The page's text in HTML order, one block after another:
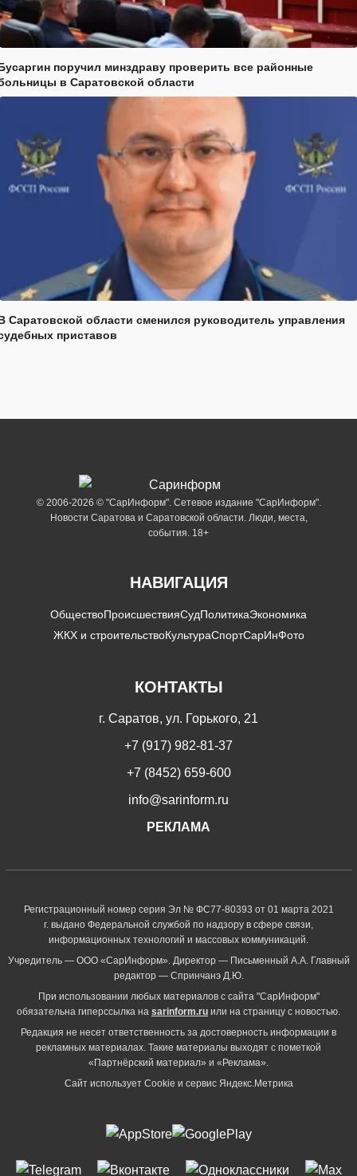
поручил минздраву проверить все районные
в Саратовской области
Саратовской области сменился руководитель управления
приставов
© 2006-2026 © "СарИнформ". Сетевое издание "СарИнформ".
Новости Саратова и Саратовской области. Люди, места,
события. 18+
НАВИГАЦИЯ
ОбществоПроисшествияСудПолитикаЭкономика
ЖКХ и строительствоКультураСпортСарИнФото
КОНТАКТЫ
г. Саратов, ул. Горького, 21
+7 (917) 982-81-37
+7 (8452) 659-600
info@sarinform.ru
РЕКЛАМА
Регистрационный номер серия Эл № ФС77-80393 от 01 марта 2021
г. выдано Федеральной службой по надзору в сфере связи,
информационных технологий и массовых коммуникаций.
Учредитель — ООО «СарИнформ». Директор — Письменный А.А. Главный
редактор — Спринчанэ Д.Ю.
При использовании любых материалов с сайта "СарИнформ"
обязательна гиперссылка на sarinform.ru или на страницу с новостью.
Редакция не несет ответственность за достоверность информации в
рекламных материалах. Такие материалы выходят с пометкой
«Партнёрский материал» и «Реклама».
Сайт использует Cookie и сервиc Яндекс.Метрика